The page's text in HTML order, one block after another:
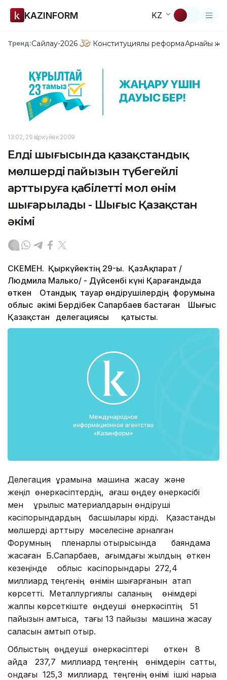
KAZINFORM KZ
Тренд:Сайлау-2026 Конституциялық реформаАрнайы
13:02, 29 Қыркүйек 2009
Елдің шығысында қазақстандық
мөлшердің пайызын түбегейлі
арттыруға қабілетті мол өнім
шығарылады - Шығыс Қазақстан
әкімі
ӨСКЕМЕН. Қыркүйектің 29-ы. ҚазАқпарат /
Людмила Малько/ - Дүйсенбі күні Қарағандыда
өткен Отандық тауар өндірушілердің форумына
облыс әкімі Бердібек Сапарбаев бастаған Шығыс
Қазақстан делегациясы қатысты.
Делегация құрамына машина жасау және
жеңіл өнеркәсіптердің, ағаш өңдеу өнеркәсібі
мен құрылыс материалдарын өндіруші
кәсіпорындардың басшылары кірді. Қазақстандық
мөлшерді арттыру мәселесіне арналған
Форумның пленарлық отырысында баяндама
жасаған Б.Сапарбаев, ағымдағы жылдың өткен
кезеңінде облыс кәсіпорындары 272,4
миллиард теңгенің өнімін шығарғанын атап
көрсетті. Металлургиялық саланың өнімдері
жалпы көрсеткіште өңдеуші өнеркәсіптің 51
пайызын қамтыса, тағы 13 пайызы машина жасау
саласын қамтып отыр.
Облыстың өңдеуші өнеркәсіптері өткен 8
айда 237,7 миллиард теңгенің өнімдерін сатты,
ондағы 125,3 миллиард теңгенің өнімі ішкі нарыққа